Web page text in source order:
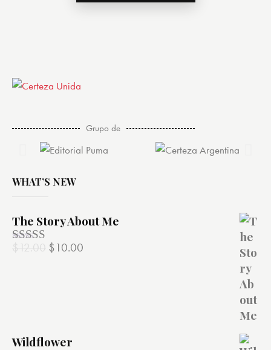
Grupo de
WHAT’S NEW
The Story About Me
Valorado
$12.00 $10.00
Wildflower